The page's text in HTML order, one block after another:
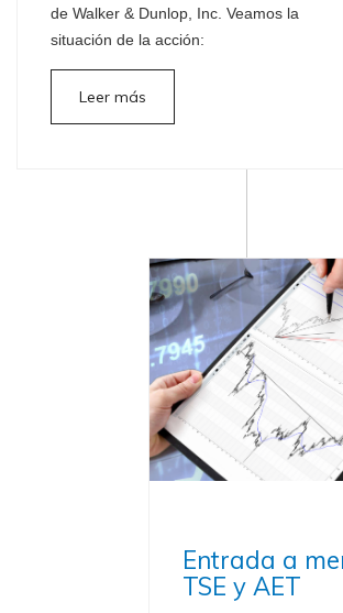
de Walker & Dunlop, Inc. Veamos la
situación de la acción:
Leer más
Entrada a
TSE y AET